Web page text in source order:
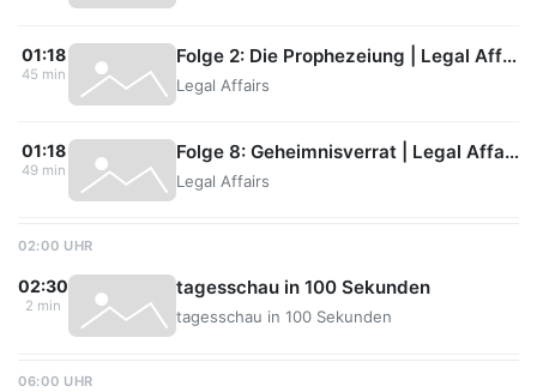
01:18
45 min
Folge 2: Die Prophezeiung | Legal Affairs (S01/E02)
Legal Affairs
01:18
49 min
Folge 8: Geheimnisverrat | Legal Affairs (S01/E08)
Legal Affairs
02:00 UHR
02:30
2 min
tagesschau in 100 Sekunden
tagesschau in 100 Sekunden
06:00 UHR